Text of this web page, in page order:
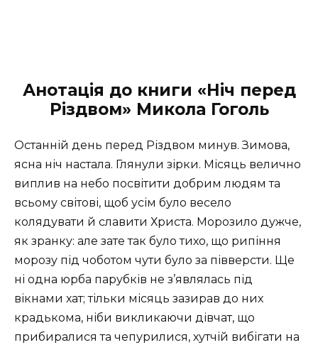
Анотація до книги «Ніч перед
Різдвом» Микола Гоголь
Останній день перед Різдвом минув. Зимова,
ясна ніч настала. Глянули зірки. Місяць велично
виплив на небо посвітити добрим людям та
всьому світові, щоб усім було весело
колядувати й славити Христа. Морозило дужче,
як зранку: але зате так було тихо, що рипіння
морозу під чоботом чути було за півверсти. Ще
ні одна юрба парубків не з’являлась під
вікнами хат; тільки місяць зазирав до них
крадькома, ніби викликаючи дівчат, що
прибиралися та чепурилися, хутчій вибігати на